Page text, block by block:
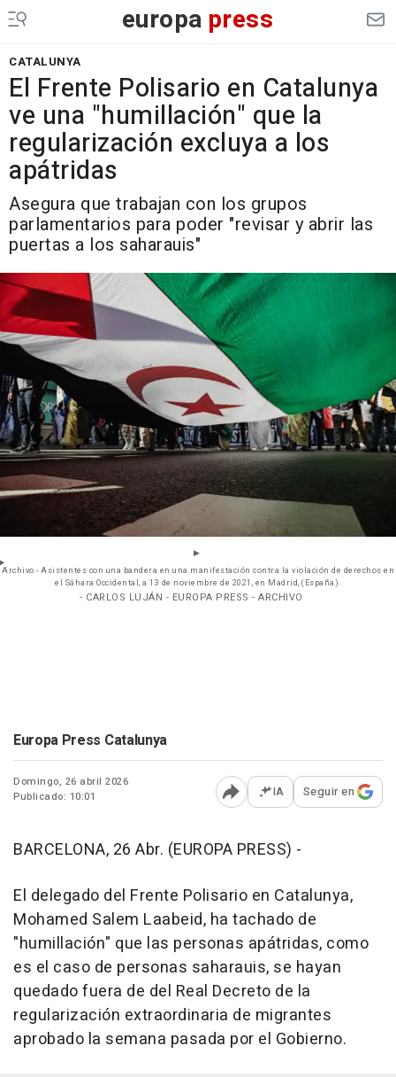
europa press
CATALUNYA
El Frente Polisario en Catalunya
ve una "humillación" que la
regularización excluya a los
apátridas
Asegura que trabajan con los grupos
parlamentarios para poder "revisar y abrir las
puertas a los saharauis"
Archivo - Asistentes con una bandera en una manifestación contra la violación de derechos en
el Sáhara Occidental, a 13 de noviembre de 2021, en Madrid, (España).
- CARLOS LUJÁN - EUROPA PRESS - ARCHIVO
Europa Press Catalunya
Domingo, 26 abril 2026
Publicado: 10:01
Abrir opciones para
IA Seguir en
BARCELONA, 26 Abr. (EUROPA PRESS) -
El delegado del Frente Polisario en Catalunya,
Mohamed Salem Laabeid, ha tachado de
"humillación" que las personas apátridas, como
es el caso de personas saharauis, se hayan
quedado fuera de del Real Decreto de la
regularización extraordinaria de migrantes
aprobado la semana pasada por el Gobierno.